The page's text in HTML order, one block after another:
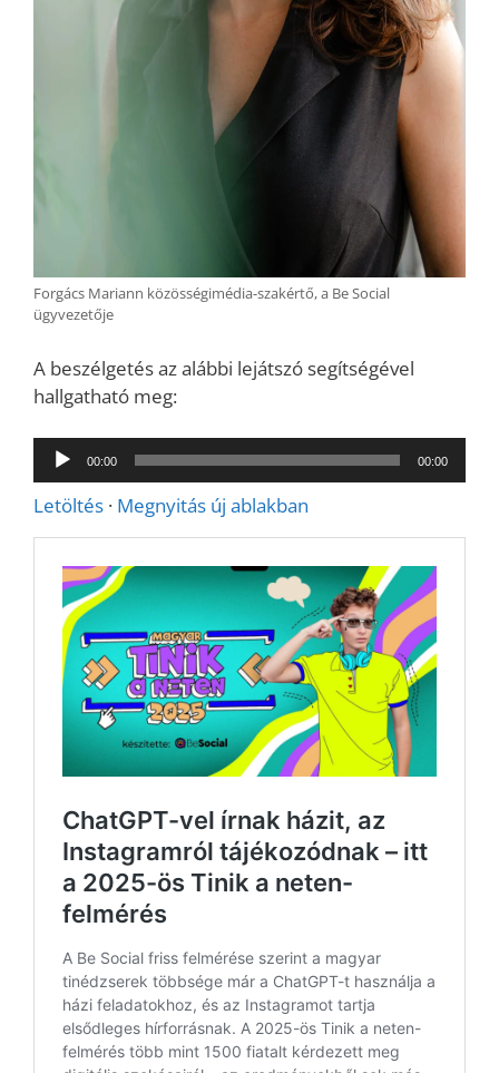
Forgács Mariann közösségimédia-szakértő, a Be Social
ügyvezetője
A beszélgetés az alábbi lejátszó segítségével
hallgatható meg:
Audió
lejátszó
00:00 00:00
Letöltés · Megnyitás új ablakban